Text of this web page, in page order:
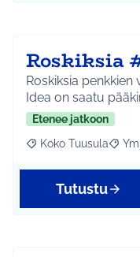
Roskiksia
Roskiksia penkkien
Idea on saatu
Etenee jatkoon
Rajaa tulokset
Koko Tuusula
Tutustu